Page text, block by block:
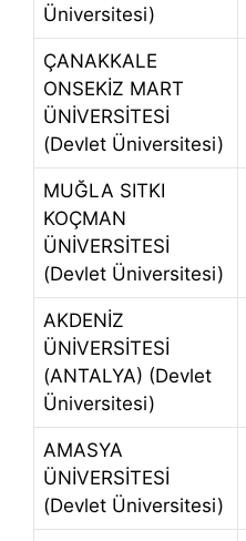
Üniversitesi)
ÇANAKKALE
ONSEKİZ MART
ÜNİVERSİTESİ
(Devlet Üniversitesi)
MUĞLA SITKI
KOÇMAN
ÜNİVERSİTESİ
(Devlet Üniversitesi)
AKDENİZ
ÜNİVERSİTESİ
(ANTALYA) (Devlet
Üniversitesi)
AMASYA
ÜNİVERSİTESİ
(Devlet Üniversitesi)